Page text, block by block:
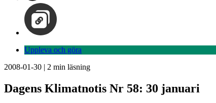
Uppleva och göra
2008-01-30 | 2 min läsning
Dagens Klimatnotis Nr 58: 30 januari